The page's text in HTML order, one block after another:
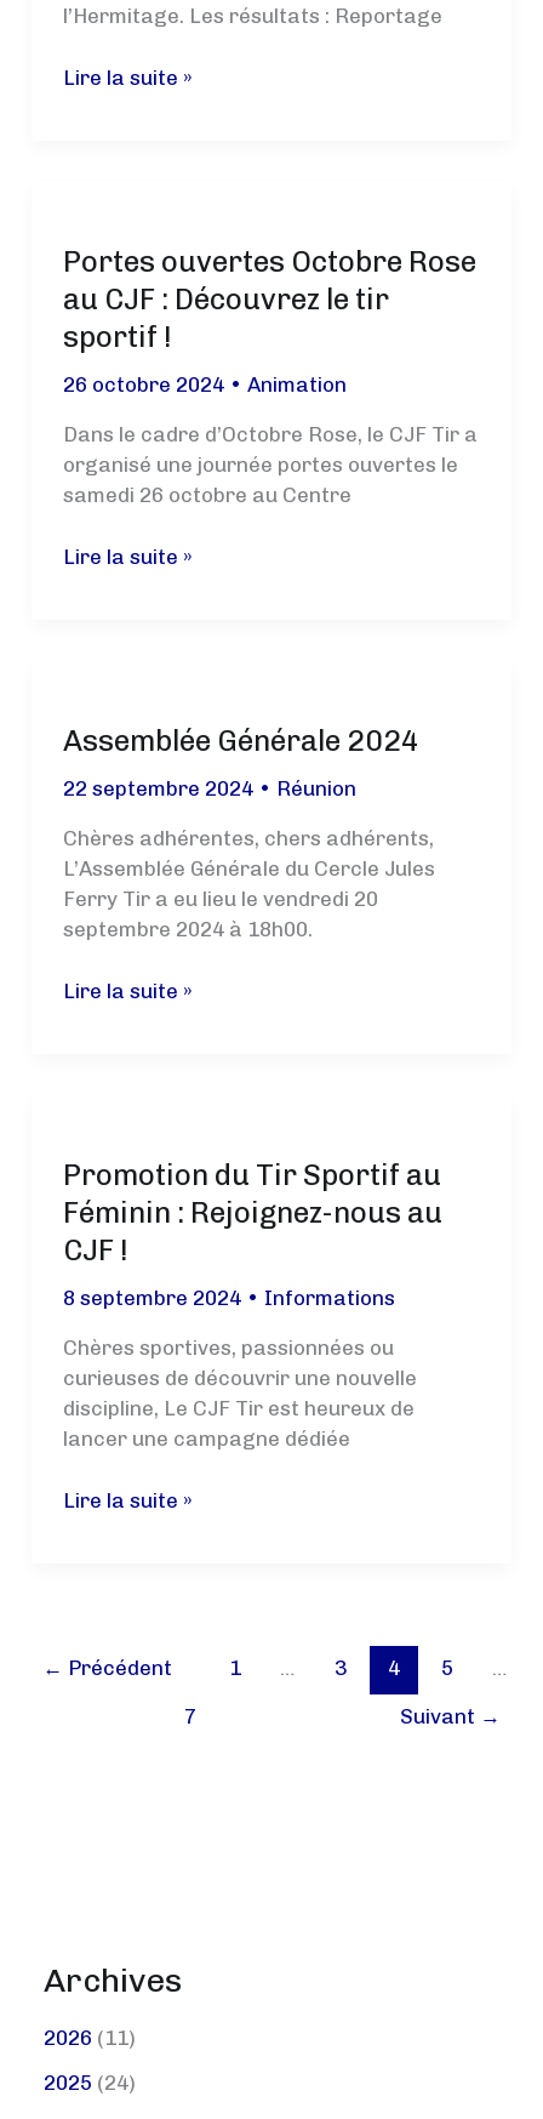
Tir
l’Hermitage. Les résultats : Reportage
36ème
de
l’Hermitage
Tir
aux
Anciennes
Lire la suite »
Portes ouvertes Octobre Rose
au CJF : Découvrez le tir
sportif !
26 octobre 2024 • Animation
Dans le cadre d’Octobre Rose, le CJF Tir a
organisé une journée portes ouvertes le
samedi 26 octobre au Centre
Portes
:
le
tir
sportif
!
Lire la suite »
Assemblée Générale 2024
22 septembre 2024 • Réunion
Chères adhérentes, chers adhérents,
L’Assemblée Générale du Cercle Jules
Ferry Tir a eu lieu le vendredi 20
septembre 2024 à 18h00.
Assemblée
Lire la suite »
Promotion du Tir Sportif au
Féminin : Rejoignez-nous au
CJF !
8 septembre 2024 • Informations
Chères sportives, passionnées ou
curieuses de découvrir une nouvelle
discipline, Le CJF Tir est heureux de
lancer une campagne dédiée
Promotion
Lire la suite »
← Précédent 1 … 3 4 5
…
7
Suivant →
Archives
2026 (11)
2025 (24)